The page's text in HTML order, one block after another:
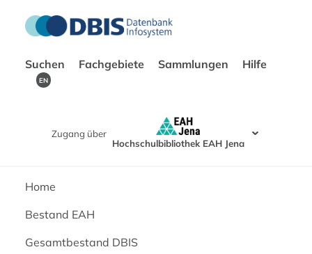
Suchen Fachgebiete Sammlungen Hilfe
EN
Zugang über
Hochschulbibliothek EAH Jena
Home
Bestand EAH
Gesamtbestand DBIS